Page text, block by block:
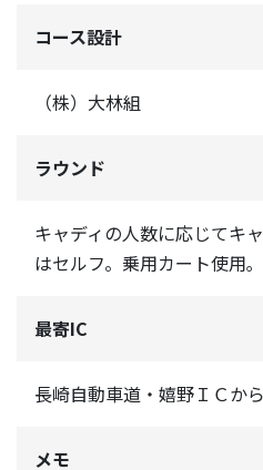
コース設計
（株）大林組
ラウンド
キャディの人数に応じてキ
はセルフ。乗用カート使用｡
最寄IC
長崎自動車道・嬉野ＩＣか
メモ